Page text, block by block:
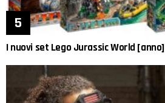
I nuovi set Lego Jurassic World [anno]